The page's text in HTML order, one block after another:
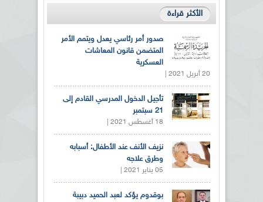
الأكثر قراءة
صدور أمر رئاسي يعدل ويتمم الأمر
المتضمن قانون المعاشات
العسكرية
20 أبريل 2021 |
تأجيل الدخول المدرسي القادم إلى
21 سبتمبر
18 أغسطس 2021 |
نزيف الأنف عند الأطفال: أسبابه
وطرق علاجه
05 يناير 2021 |
بوقدوم يؤكد لعبد الحميد دبيبة